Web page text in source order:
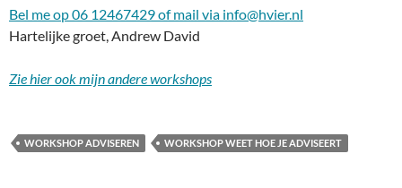
Bel me op 06 12467429 of mail via info@hvier.nl
Hartelijke groet, Andrew David
Zie hier ook mijn andere workshops
WORKSHOP ADVISEREN WORKSHOP WEET HOE JE ADVISEERT